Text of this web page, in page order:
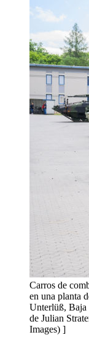
Carros de
en una planta
Unterlüß, Baja
de Julian
Images) ]